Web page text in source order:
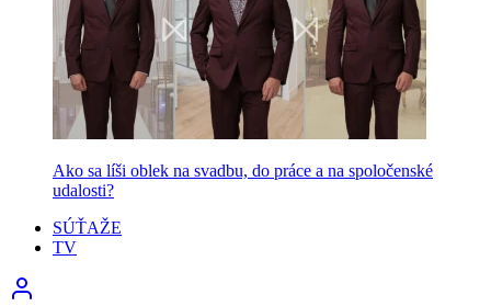
Ako sa líši oblek na svadbu, do práce a na spoločenské
udalosti?
SÚŤAŽE
TV